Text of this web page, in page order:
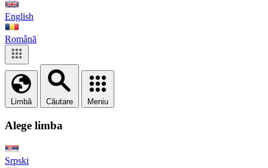
English
Română
Limbă Căutare Meniu
Alege limba
Srpski